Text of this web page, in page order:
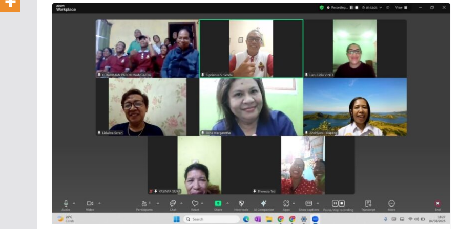
Perkuat Semangat
Kebersamaan dan
Persaudaraan Imam
16/06/2026 KomsosKAK
Konferensi Nasional
Kedua Legio Maria
Senatus Maria Diangkat
ke Surga-Kupang, Resmi
Dibuka
08/08/2026 KomsosKAK